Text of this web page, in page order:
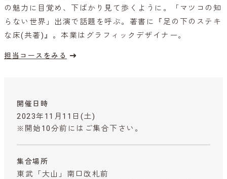
の魅力に目覚め、下ばかり見て歩くように。「マツコの知
らない世界」出演で話題を呼ぶ。著書に『足の下のステキ
な床(共著)』。本業はグラフィックデザイナー。
担当コースをみる
開催日時
2023年11月11日(土)
※開始10分前にはご集合下さい。
集合場所
東武「大山」南口改札前